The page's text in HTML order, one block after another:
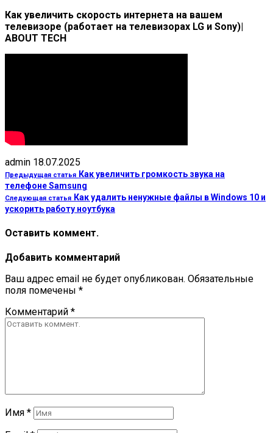
Как увеличить скорость интернета на вашем
телевизоре (работает на телевизорах LG и Sony)|
ABOUT TECH
admin 18.07.2025
Предыдущая статья Как увеличить громкость звука на
телефоне Samsung
Следующая статья Как удалить ненужные файлы в Windows 10 и
ускорить работу ноутбука
Оставить коммент.
Добавить комментарий
Ваш адрес email не будет опубликован. Обязательные
поля помечены *
Комментарий *
Имя *